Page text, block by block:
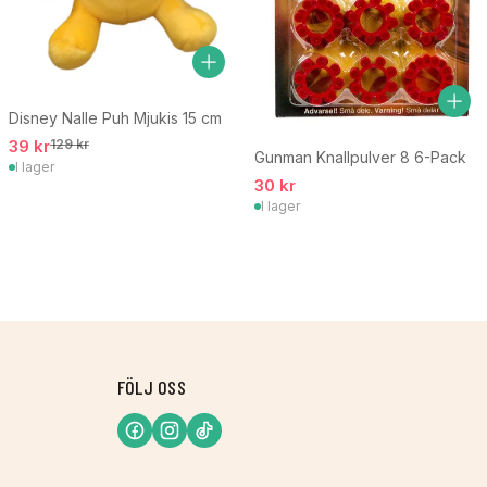
Disney Nalle Puh Mjukis 15 cm
39 kr129 kr
I lager
Gunman Knallpulver 8 6-Pack
30 kr
I lager
FÖLJ OSS